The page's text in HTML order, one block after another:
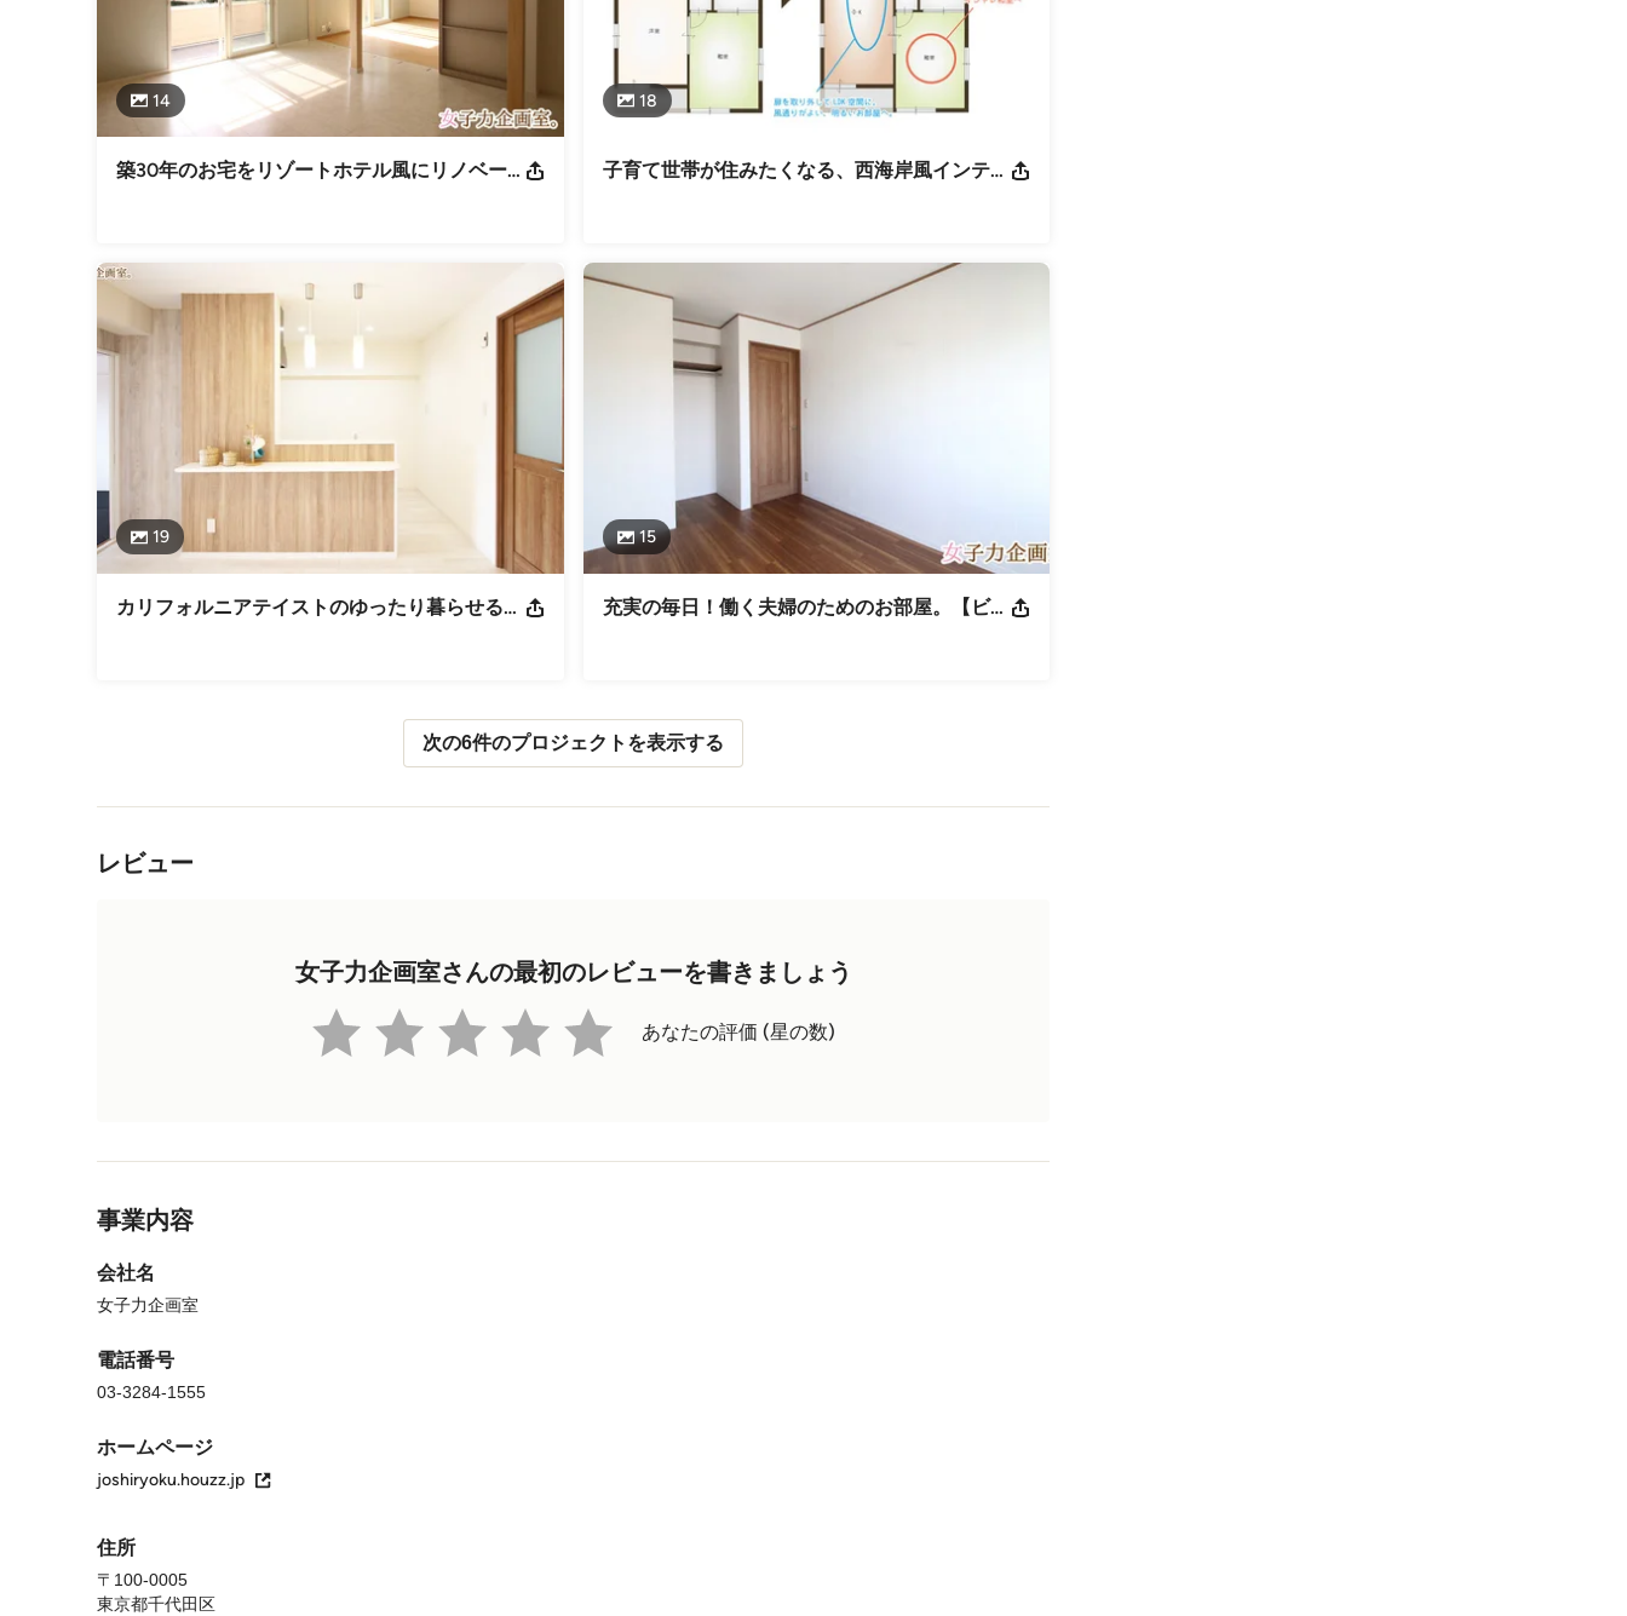
14
築30年のお宅をリゾートホテル風にリノベーション【施工事例紹介】
18
子育て世帯が住みたくなる、西海岸風インテリアROOM【賃貸リノベーション】
19
カリフォルニアテイストのゆったり暮らせるマンションへリノベーション【ビフォーアフター】
15
充実の毎日！働く夫婦のためのお部屋。【ビフォー＆アフター】
次の6件のプロジェクトを表示する
レビュー
女子力企画室さんの最初のレビューを書きましょう
あなたの評価 (星の数)
事業内容
会社名
女子力企画室
電話番号
03-3284-1555
ホームページ
joshiryoku.houzz.jp
住所
〒100-0005
東京都千代田区